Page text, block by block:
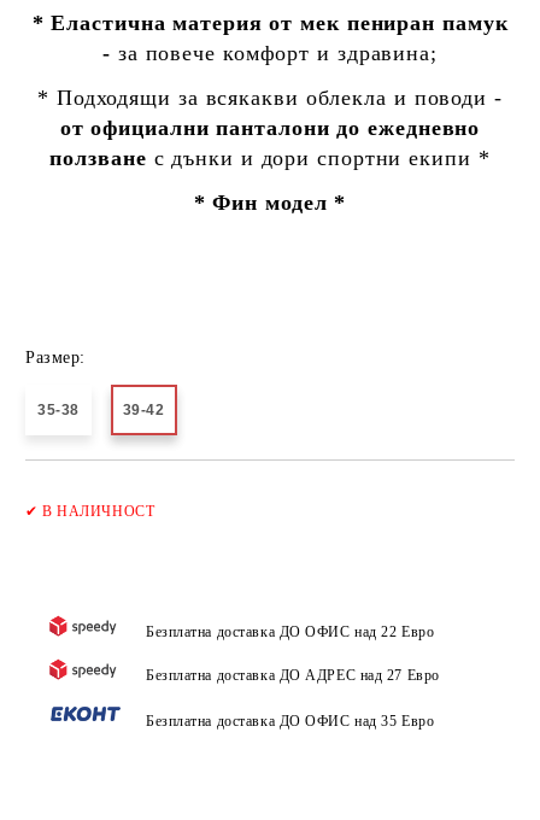
* Еластична материя от мек пениран памук
- за повече комфорт и здравина;
* Подходящи за всякакви облекла и поводи -
от официални панталони до ежедневно
ползване с дънки и дори спортни екипи *
* Фин модел *
Размер:
35-38 39-42
✔В НАЛИЧНОСТ
Безплатна доставка ДО ОФИС над 22 Евро
Безплатна доставка ДО АДРЕС над 27 Евро
Безплатна доставка ДО ОФИС над 35 Евро